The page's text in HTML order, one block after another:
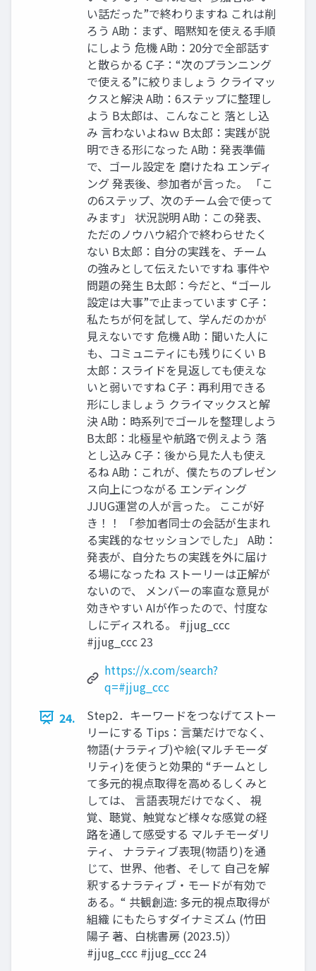
い話だった”で終わりますね これは削
ろう A助：まず、暗黙知を使える手順
にしよう 危機 A助：20分で全部話す
と散らかる C子：“次のプランニング
で使える”に絞りましょう クライマッ
クスと解決 A助：6ステップに整理し
よう B太郎は、こんなこと 落とし込
み 言わないよねｗ B太郎：実践が説
明できる形になった A助：発表準備
で、ゴール設定を 磨けたね エンディ
ング 発表後、参加者が言った。 「こ
の6ステップ、次のチーム会で使って
みます」 状況説明 A助：この発表、
ただのノウハウ紹介で終わらせたく
ない B太郎：自分の実践を、チーム
の強みとして伝えたいですね 事件や
問題の発生 B太郎：今だと、“ゴール
設定は大事”で止まっています C子：
私たちが何を試して、学んだのかが
見えないです 危機 A助：聞いた人に
も、コミュニティにも残りにくい B
太郎：スライドを見返しても使えな
いと弱いですね C子：再利用できる
形にしましょう クライマックスと解
決 A助：時系列でゴールを整理しよう
B太郎：北極星や航路で例えよう 落
とし込み C子：後から見た人も使え
るね A助：これが、僕たちのプレゼン
ス向上につながる エンディング
JJUG運営の人が言った。 ここが好
き！！ 「参加者同士の会話が生まれ
る実践的なセッションでした」 A助：
発表が、自分たちの実践を外に届け
る場になったね ストーリーは正解が
ないので、 メンバーの率直な意見が
効きやすい AIが作ったので、忖度な
しにディスれる。 #jjug_ccc
#jjug_ccc 23
https://x.com/search?
q=#jjug_ccc
24.
Step2．キーワードをつなげてストー
リーにする Tips：言葉だけでなく、
物語(ナラティブ)や絵(マルチモーダ
リティ)を使うと効果的 “チームとし
て多元的視点取得を高めるしくみと
しては、 言語表現だけでなく、 視
覚、聴覚、触覚など様々な感覚の経
路を通して感受する マルチモーダリ
ティ、 ナラティブ表現(物語り)を通
じて、世界、他者、そして 自己を解
釈するナラティブ・モードが有効で
ある。“ 共観創造: 多元的視点取得が
組織 にもたらすダイナミズム (竹田
陽子 著、白桃書房 (2023.5)）
#jjug_ccc #jjug_ccc 24